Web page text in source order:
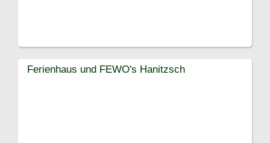
Ferienhaus und FEWO's Hanitzsch